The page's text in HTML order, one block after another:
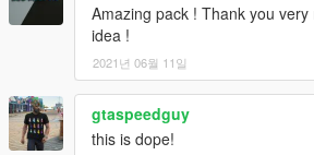
Amazing pack ! Thank you
idea !
2021년 06월 11일
gtaspeedguy
this is dope!